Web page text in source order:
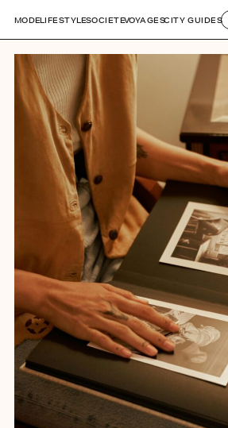
MODELIFESTYLESOCIETEVOYAGESCITY GUIDES